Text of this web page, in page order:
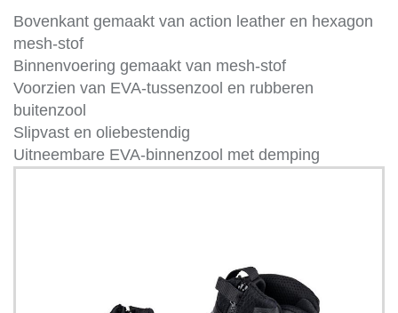
Bovenkant gemaakt van action leather en hexagon
mesh-stof
Binnenvoering gemaakt van mesh-stof
Voorzien van EVA-tussenzool en rubberen
buitenzool
Slipvast en oliebestendig
Uitneembare EVA-binnenzool met demping